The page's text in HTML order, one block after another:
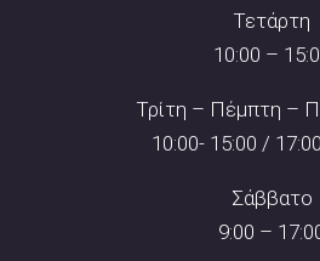
Τετάρτη
10:00 –
Τρίτη – Πέμπτη –
10:00- 15:00 /
Σάββατο
9:00 –